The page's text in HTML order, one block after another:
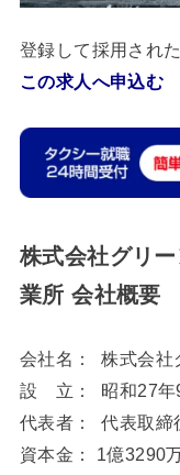
登録して採用され
この求人へ申込む
株式会社グリ
業所 会社概要
会社名： 株式会社
設 立： 昭和27年
代表者： 代表取
資本金： 1億3290